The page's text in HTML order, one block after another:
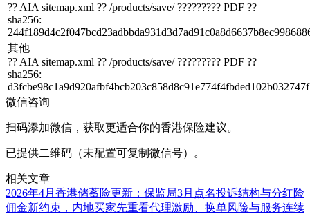
?? AIA sitemap.xml ?? /products/save/ ????????? PDF ??
sha256:
其他
?? AIA sitemap.xml ?? /products/save/ ????????? PDF ??
sha256:
微信咨询
扫码添加微信，获取更适合你的香港保险建议。
已提供二维码（未配置可复制微信号）。
相关文章
2026年4月香港储蓄险更新：保监局3月点名投诉结构与分红险
佣金新约束，内地买家先重看代理激励、换单风险与服务连续